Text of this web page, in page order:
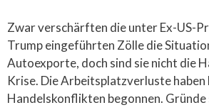
Zwar verschärften die unter Ex-US-
Trump eingeführten Zölle die
Autoexporte, doch sind sie nicht die
Krise. Die Arbeitsplatzverluste haben
Handelskonflikten begonnen. Gründe